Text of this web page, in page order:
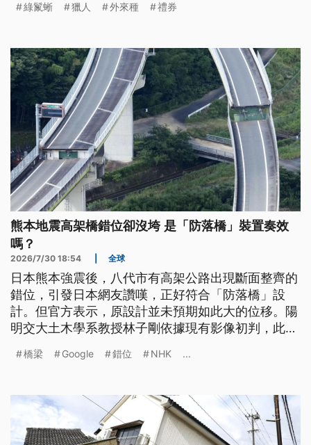
除，有獵人7個月就領了近99萬的移除獎金禮券。
綠鬣蜥 獵人 外來種 禮券
熊本地震高架橋錯位卻沒垮 是「防落橋」裝置奏效
嗎？
2026/7/30 18:54 全球
日本熊本強震後，八代市有高架公路出現斷面整齊的
錯位，引發日本網友讚嘆，正好符合「防落橋」設
計。但官方表示，原設計並未預期如此大的位移。陽
明交大土木學系教授林子剛依據現有影像初判，此橋
在維修通道鋼架上，使橋梁未整段崩塌。
橋梁 Google 錯位 NHK ...